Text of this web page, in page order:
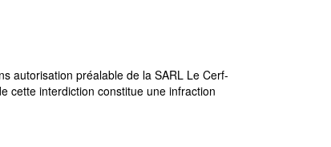
autorisation préalable de la SARL Le Cerf-
cette interdiction constitue une infraction